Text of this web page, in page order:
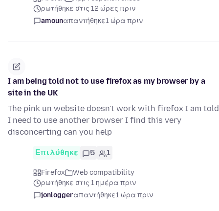
ρωτήθηκε στις 12 ώρες πριν
amounαπαντήθηκε1 ώρα πριν
I am being told not to use firefox as my browser by a
site in the UK
The pink un website doesn't work with firefox I am told
I need to use another browser I find this very
disconcerting can you help
Επιλύθηκε 5 1
Firefox
Web compatibility
ρωτήθηκε στις 1 ημέρα πριν
jonloggerαπαντήθηκε1 ώρα πριν